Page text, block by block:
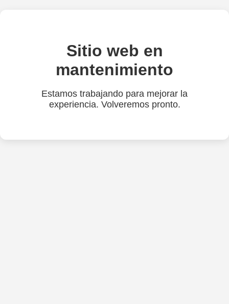
Sitio web en
mantenimiento
Estamos trabajando para mejorar la
experiencia. Volveremos pronto.